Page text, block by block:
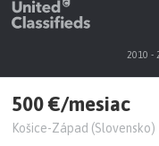
2010 -
500 €/mesiac
Košice-Západ (Slovensko)